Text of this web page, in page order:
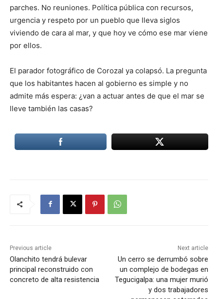
parches. No reuniones. Política pública con recursos,
urgencia y respeto por un pueblo que lleva siglos
viviendo de cara al mar, y que hoy ve cómo ese mar viene
por ellos.
El parador fotográfico de Corozal ya colapsó. La pregunta
que los habitantes hacen al gobierno es simple y no
admite más espera: ¿van a actuar antes de que el mar se
lleve también las casas?
Previous article
Olanchito tendrá bulevar
principal reconstruido con
concreto de alta resistencia
Next article
Un cerro se derrumbó sobre
un complejo de bodegas en
Tegucigalpa: una mujer murió
y dos trabajadores